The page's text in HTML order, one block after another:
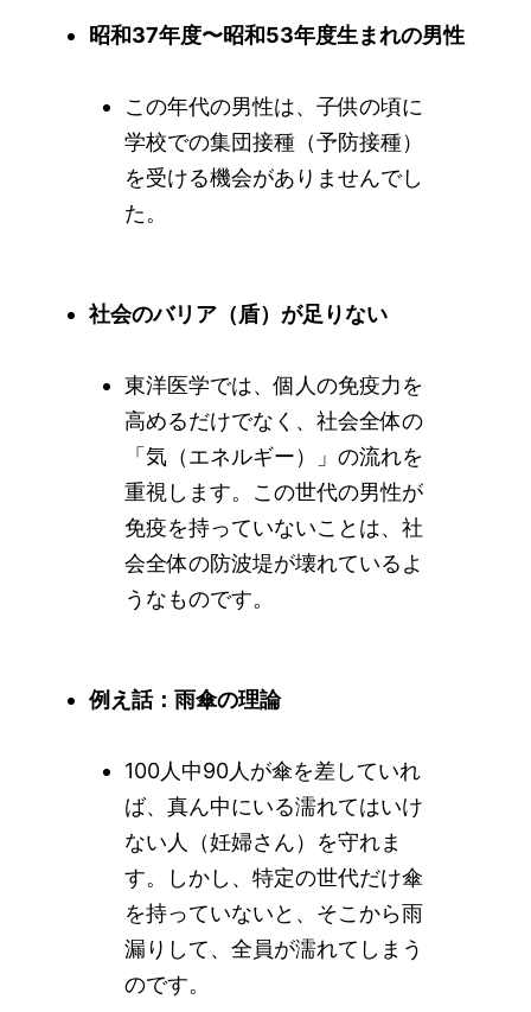
昭和37年度〜昭和53年度生まれの男性
この年代の男性は、子供の頃に
学校での集団接種（予防接種）
を受ける機会がありませんでし
た。
社会のバリア（盾）が足りない
東洋医学では、個人の免疫力を
高めるだけでなく、社会全体の
「気（エネルギー）」の流れを
重視します。この世代の男性が
免疫を持っていないことは、社
会全体の防波堤が壊れているよ
うなものです。
例え話：雨傘の理論
100人中90人が傘を差していれ
ば、真ん中にいる濡れてはいけ
ない人（妊婦さん）を守れま
す。しかし、特定の世代だけ傘
を持っていないと、そこから雨
漏りして、全員が濡れてしまう
のです。